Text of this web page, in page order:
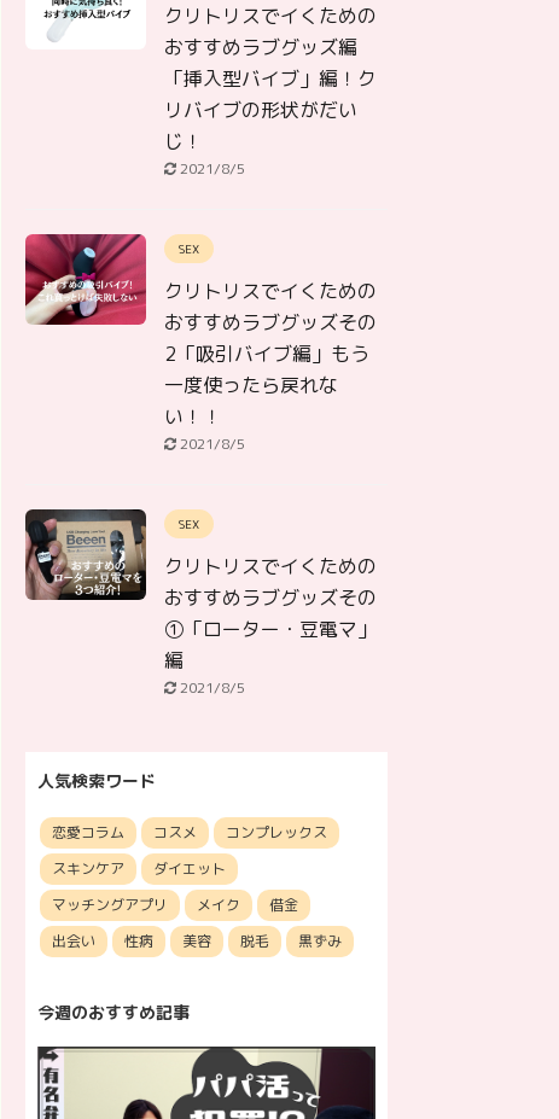
クリトリスでイくための
おすすめラブグッズ編
「挿入型バイブ」編！ク
リバイブの形状がだい
じ！
2021/8/5
SEX
クリトリスでイくための
おすすめラブグッズその
2「吸引バイブ編」もう
一度使ったら戻れな
い！！
2021/8/5
SEX
クリトリスでイくための
おすすめラブグッズその
①「ローター・豆電マ」
編
2021/8/5
人気検索ワード
恋愛コラム コスメ
コンプレックス
スキンケア
ダイエット
マッチングアプリ
メイク
借金
出会い
性病 美容 脱毛 黒ずみ
今週のおすすめ記事